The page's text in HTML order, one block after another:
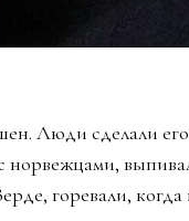
Люди сделали
норвежцами,
горевали,